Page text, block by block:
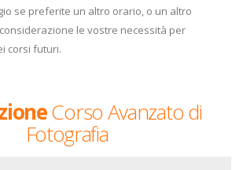
se preferite un altro orario, o un altro
le vostre necessità per
corsi futuri.
Corso Avanzato di
Fotografia